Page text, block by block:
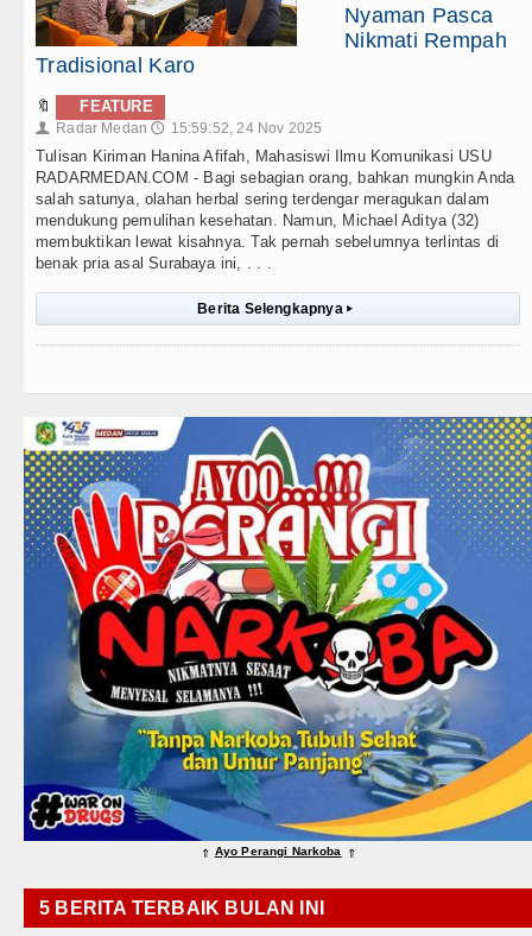
Nyaman Pasca
Nikmati Rempah
Tradisional Karo
🔖 FEATURE
👤 Radar Medan 🕔 15:59:52, 24 Nov 2025
Tulisan Kiriman Hanina Afifah, Mahasiswi Ilmu Komunikasi USU
RADARMEDAN.COM - Bagi sebagian orang, bahkan mungkin Anda
salah satunya, olahan herbal sering terdengar meragukan dalam
mendukung pemulihan kesehatan. Namun, Michael Aditya (32)
membuktikan lewat kisahnya. Tak pernah sebelumnya terlintas di
benak pria asal Surabaya ini, . . .
Berita Selengkapnya ▸
⇑ Ayo Perangi Narkoba ⇑
5 BERITA TERBAIK BULAN INI